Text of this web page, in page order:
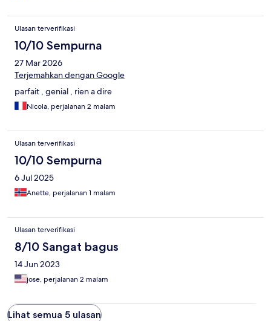
Ulasan terverifikasi
10/10 Sempurna
27 Mar 2026
Terjemahkan dengan Google
parfait , genial , rien a dire
Nicola, perjalanan 2 malam
Ulasan terverifikasi
10/10 Sempurna
6 Jul 2025
Anette, perjalanan 1 malam
Ulasan terverifikasi
8/10 Sangat bagus
14 Jun 2023
jose, perjalanan 2 malam
Lihat semua 5 ulasan